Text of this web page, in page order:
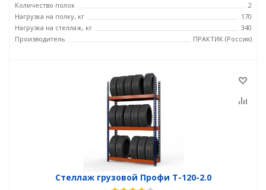
Количество полок
2
Нагрузка на полку, кг
170
Нагрузка на стеллаж, кг
340
Производитель
ПРАКТИК (Россия)
Стеллаж грузовой Профи Т-120-2.0